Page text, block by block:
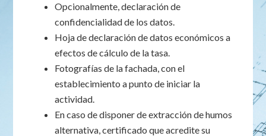
Opcionalmente, declaración de
confidencialidad de los datos.
Hoja de declaración de datos económicos a
efectos de cálculo de la tasa.
Fotografías de la fachada, con el
establecimiento a punto de iniciar la
actividad.
En caso de disponer de extracción de humos
alternativa, certificado que acredite su